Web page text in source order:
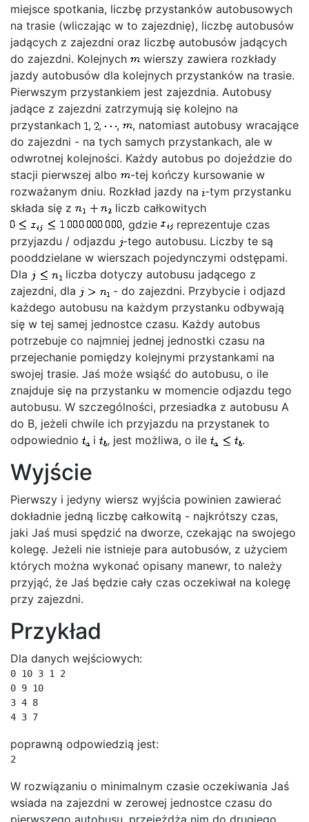
miejsce spotkania, liczbę przystanków autobusowych
na trasie (wliczając w to zajezdnię), liczbę autobusów
jadących z zajezdni oraz liczbę autobusów jadących
do zajezdni. Kolejnych
wierszy zawiera rozkłady
jazdy autobusów dla kolejnych przystanków na trasie.
Pierwszym przystankiem jest zajezdnia. Autobusy
jadące z zajezdni zatrzymują się kolejno na
przystankach , , ,
, natomiast autobusy wracające
do zajezdni - na tych samych przystankach, ale w
odwrotnej kolejności. Każdy autobus po dojeździe do
stacji pierwszej albo
-tej kończy kursowanie w
rozważanym dniu. Rozkład jazdy na -tym przystanku
składa się z
liczb całkowitych
, gdzie
reprezentuje czas
przyjazdu / odjazdu
-tego autobusu. Liczby te są
pooddzielane w wierszach pojedynczymi odstępami.
Dla
liczba dotyczy autobusu jadącego z
zajezdni, dla
- do zajezdni. Przybycie i odjazd
każdego autobusu na każdym przystanku odbywają
się w tej samej jednostce czasu. Każdy autobus
potrzebuje co najmniej jednej jednostki czasu na
przejechanie pomiędzy kolejnymi przystankami na
swojej trasie. Jaś może wsiąść do autobusu, o ile
znajduje się na przystanku w momencie odjazdu tego
autobusu. W szczególności, przesiadka z autobusu A
do B, jeżeli chwile ich przyjazdu na przystanek to
odpowiednio
i , jest możliwa, o ile .
Wyjście
Pierwszy i jedyny wiersz wyjścia powinien zawierać
dokładnie jedną liczbę całkowitą - najkrótszy czas,
jaki Jaś musi spędzić na dworze, czekając na swojego
kolegę. Jeżeli nie istnieje para autobusów, z użyciem
których można wykonać opisany manewr, to należy
przyjąć, że Jaś będzie cały czas oczekiwał na kolegę
przy zajezdni.
Przykład
Dla danych wejściowych:
0 10 3 1 2
0 9 10
3 4 8
4 3 7
poprawną odpowiedzią jest:
2
W rozwiązaniu o minimalnym czasie oczekiwania Jaś
wsiada na zajezdni w zerowej jednostce czasu do
pierwszego autobusu, przejeżdża nim do drugiego